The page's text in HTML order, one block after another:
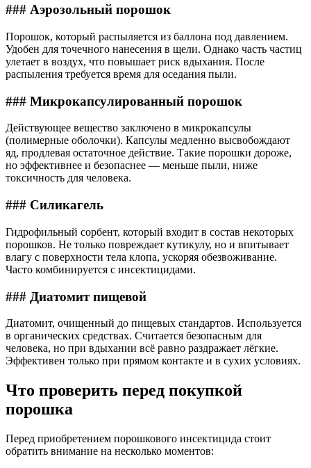
### Аэрозольный порошок
Порошок, который распыляется из баллона под давлением.
Удобен для точечного нанесения в щели. Однако часть частиц
улетает в воздух, что повышает риск вдыхания. После
распыления требуется время для оседания пыли.
### Микрокапсулированный порошок
Действующее вещество заключено в микрокапсулы
(полимерные оболочки). Капсулы медленно высвобождают
яд, продлевая остаточное действие. Такие порошки дороже,
но эффективнее и безопаснее — меньше пыли, ниже
токсичность для человека.
### Силикагель
Гидрофильный сорбент, который входит в состав некоторых
порошков. Не только повреждает кутикулу, но и впитывает
влагу с поверхности тела клопа, ускоряя обезвоживание.
Часто комбинируется с инсектицидами.
### Диатомит пищевой
Диатомит, очищенный до пищевых стандартов. Используется
в органических средствах. Считается безопасным для
человека, но при вдыхании всё равно раздражает лёгкие.
Эффективен только при прямом контакте и в сухих условиях.
Что проверить перед покупкой
порошка
Перед приобретением порошкового инсектицида стоит
обратить внимание на несколько моментов: